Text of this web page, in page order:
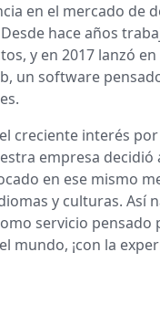
en el mercado de
hace años
y en 2017 lanzó en
un software
creciente interés
empresa decidió
en ese mismo
y culturas. Así
servicio pensado
mundo, ¡con la